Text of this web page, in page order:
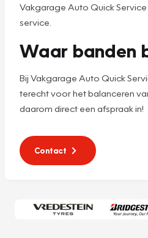
Vakgarage Auto Quick
service.
Waar banden
Bij Vakgarage Auto Quick
terecht voor het balanceren
daarom direct een afspraak in!
Contact